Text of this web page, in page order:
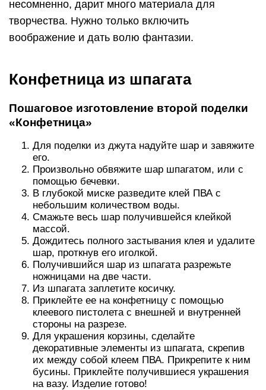
несомненно, дарит много материала для
творчества. Нужно только включить
воображение и дать волю фантазии.
Конфетница из шпагата
Пошаговое изготовление второй поделки
«Конфетница»
Для поделки из джута надуйте шар и завяжите
его.
Произвольно обвяжите шар шпагатом, или с
помощью бечевки.
В глубокой миске разведите клей ПВА с
небольшим количеством воды.
Смажьте весь шар получившейся клейкой
массой.
Дождитесь полного застывания клея и удалите
шар, проткнув его иголкой.
Получившийся шар из шпагата разрежьте
ножницами на две части.
Из шпагата заплетите косичку.
Приклейте ее на конфетницу с помощью
клеевого пистолета с внешней и внутренней
стороны на разрезе.
Для украшения корзины, сделайте
декоративные элементы из шпагата, скрепив
их между собой клеем ПВА. Прикрепите к ним
бусины. Приклейте получившиеся украшения
на вазу. Изделие готово!